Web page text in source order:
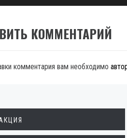
КОММЕНТАРИЙ
комментария вам необходимо